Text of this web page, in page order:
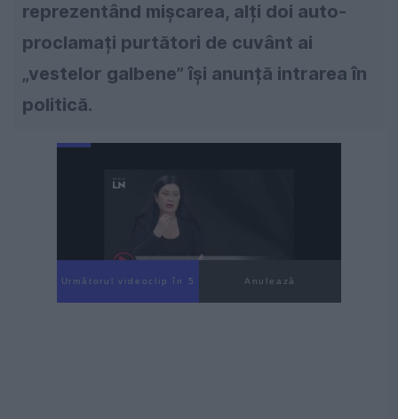
reprezentând mișcarea, alți doi auto-
proclamați purtători de cuvânt ai
„vestelor galbene” își anunță intrarea în
politică.
Următorul videoclip în 4 Anulează